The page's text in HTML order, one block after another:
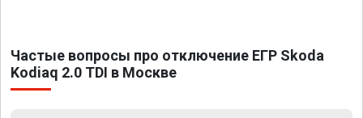
Частые вопросы про отключение ЕГР Skoda
Kodiaq 2.0 TDI в Москве